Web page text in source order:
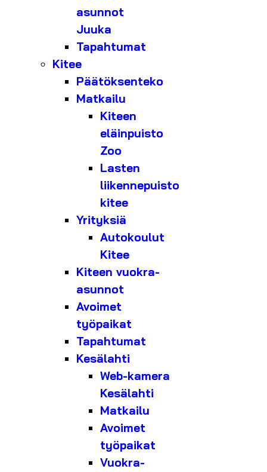
asunnot
Juuka
Tapahtumat
Kitee
Päätöksenteko
Matkailu
Kiteen
eläinpuisto
Zoo
Lasten
liikennepuisto
kitee
Yrityksiä
Autokoulut
Kitee
Kiteen vuokra-
asunnot
Avoimet
työpaikat
Tapahtumat
Kesälahti
Web-kamera
Kesälahti
Matkailu
Avoimet
työpaikat
Vuokra-